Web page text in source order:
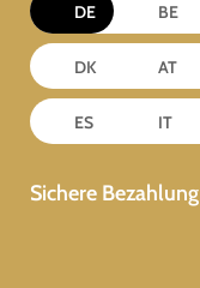
DE BE
DK AT
ES IT
Sichere Bezahlung